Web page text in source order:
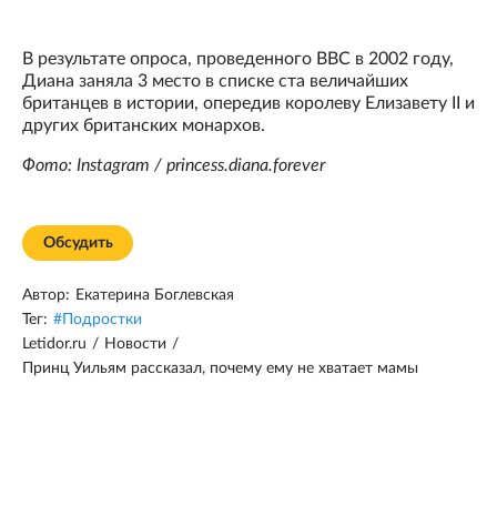
В результате опроса, проведенного BBC в 2002 году,
Диана заняла 3 место в списке ста величайших
британцев в истории, опередив королеву Елизавету II и
других британских монархов.
Фото: Instagram / princess.diana.forever
Обсудить
Автор: Екатерина Боглевская
Тег: # Подростки
Letidor.ru / Новости /
Принц Уильям рассказал, почему ему не хватает мамы